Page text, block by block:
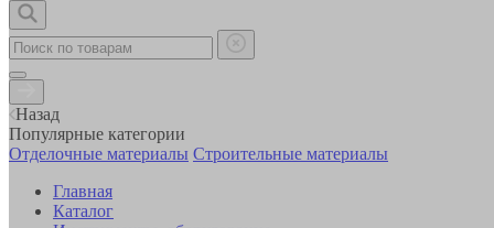
Назад
Популярные категории
Отделочные материалы Строительные материалы
Главная
Каталог